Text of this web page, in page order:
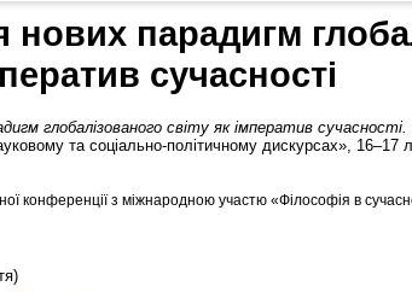
парадигм
сучасності
глобалізованого світу як імператив сучасності.
та соціально-політичному дискурсах», 16–17
конференції з міжнародною участю «Філософія в